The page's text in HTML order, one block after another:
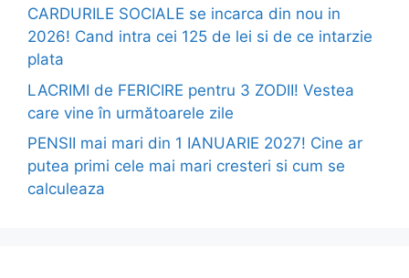
CARDURILE SOCIALE se incarca din nou in
2026! Cand intra cei 125 de lei si de ce intarzie
plata
LACRIMI de FERICIRE pentru 3 ZODII! Vestea
care vine în următoarele zile
PENSII mai mari din 1 IANUARIE 2027! Cine ar
putea primi cele mai mari cresteri si cum se
calculeaza